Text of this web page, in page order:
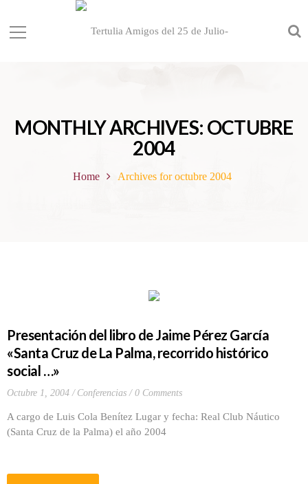
MONTHLY ARCHIVES: OCTUBRE
2004
Home Archives for octubre 2004
Presentación del libro de Jaime Pérez García
«Santa Cruz de La Palma, recorrido histórico
social …»
Octubre 1, 2004 Conferencias 0 Comments
A cargo de Luis Cola Benítez Lugar y fecha: Real Club Náutico
(Santa Cruz de la Palma) el año 2004